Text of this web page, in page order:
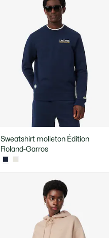
Sweatshirt molleton Édition
Roland-Garros